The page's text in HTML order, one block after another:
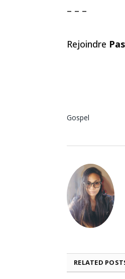
– – –
Rejoindre
Gospel
RELATED